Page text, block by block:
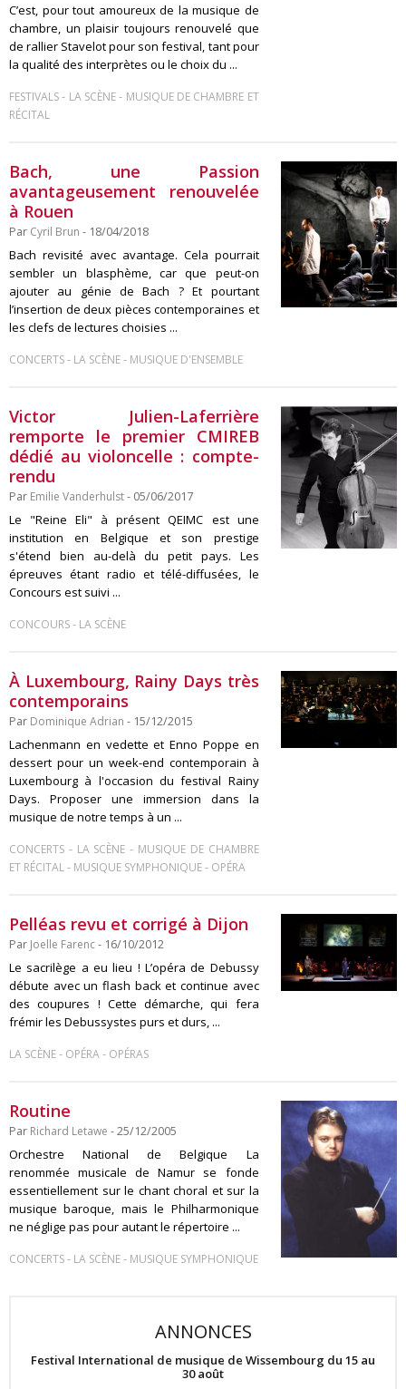
C’est, pour tout amoureux de la musique de
chambre, un plaisir toujours renouvelé que
de rallier Stavelot pour son festival, tant pour
la qualité des interprètes ou le choix du ...
FESTIVALS- LA SCÈNE- MUSIQUE DE CHAMBRE ET
RÉCITAL
Bach, une Passion
avantageusement renouvelée
à Rouen
Par Cyril Brun - 18/04/2018
Bach revisité avec avantage. Cela pourrait
sembler un blasphème, car que peut-on
ajouter au génie de Bach ? Et pourtant
l’insertion de deux pièces contemporaines et
les clefs de lectures choisies ...
CONCERTS- LA SCÈNE- MUSIQUE D'ENSEMBLE
Victor Julien-Laferrière
remporte le premier CMIREB
dédié au violoncelle : compte-
rendu
Par Emilie Vanderhulst- 05/06/2017
Le "Reine Eli" à présent QEIMC est une
institution en Belgique et son prestige
s'étend bien au-delà du petit pays. Les
épreuves étant radio et télé-diffusées, le
Concours est suivi ...
CONCOURS- LA SCÈNE
À Luxembourg, Rainy Days très
contemporains
Par Dominique Adrian - 15/12/2015
Lachenmann en vedette et Enno Poppe en
dessert pour un week-end contemporain à
Luxembourg à l'occasion du festival Rainy
Days. Proposer une immersion dans la
musique de notre temps à un ...
CONCERTS - LA SCÈNE - MUSIQUE DE CHAMBRE
ET RÉCITAL- MUSIQUE SYMPHONIQUE- OPÉRA
Pelléas revu et corrigé à Dijon
Par Joelle Farenc- 16/10/2012
Le sacrilège a eu lieu ! L’opéra de Debussy
débute avec un flash back et continue avec
des coupures ! Cette démarche, qui fera
frémir les Debussystes purs et durs, ...
LA SCÈNE- OPÉRA- OPÉRAS
Routine
Par Richard Letawe - 25/12/2005
Orchestre National de Belgique La
renommée musicale de Namur se fonde
essentiellement sur le chant choral et sur la
musique baroque, mais le Philharmonique
ne néglige pas pour autant le répertoire ...
CONCERTS- LA SCÈNE- MUSIQUE SYMPHONIQUE
ANNONCES
Festival International de musique de Wissembourg du 15 au
30 août